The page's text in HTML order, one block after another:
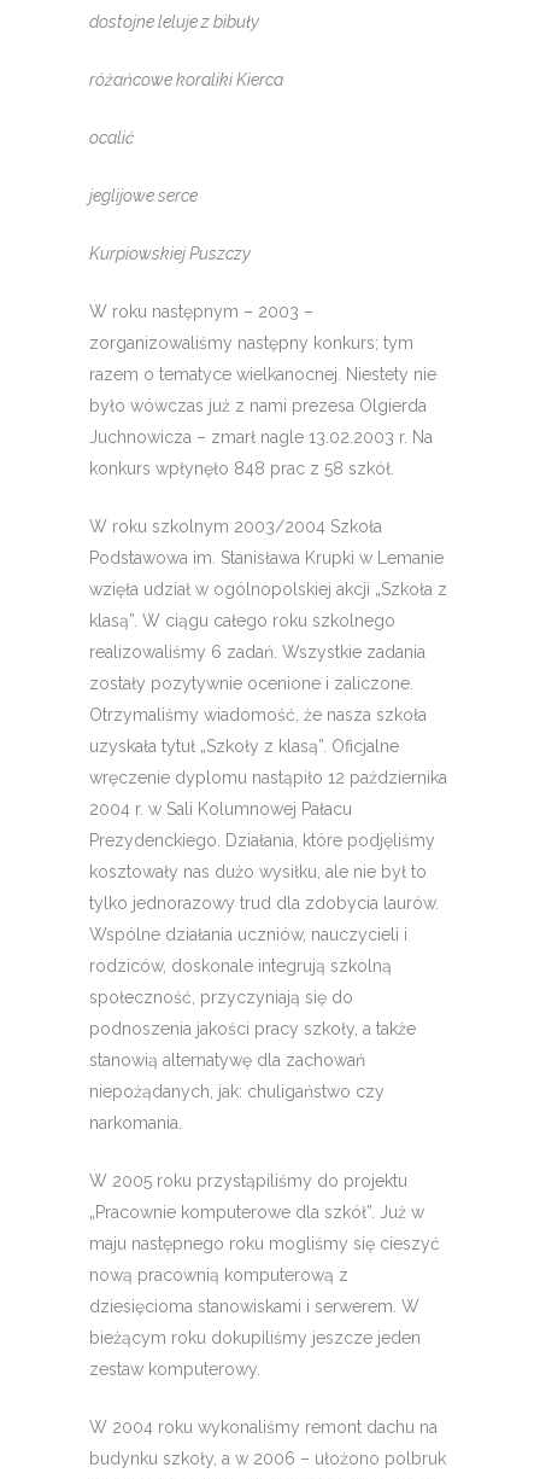
dostojne leluje z bibuły
różańcowe koraliki Kierca
ocalić
jeglijowe serce
Kurpiowskiej Puszczy
W roku następnym – 2003 –
zorganizowaliśmy następny konkurs; tym
razem o tematyce wielkanocnej. Niestety nie
było wówczas już z nami prezesa Olgierda
Juchnowicza – zmarł nagle 13.02.2003 r. Na
konkurs wpłynęło 848 prac z 58 szkół.
W roku szkolnym 2003/2004 Szkoła
Podstawowa im. Stanisława Krupki w Lemanie
wzięła udział w ogólnopolskiej akcji „Szkoła z
klasą”. W ciągu całego roku szkolnego
realizowaliśmy 6 zadań. Wszystkie zadania
zostały pozytywnie ocenione i zaliczone.
Otrzymaliśmy wiadomość, że nasza szkoła
uzyskała tytuł „Szkoły z klasą”. Oficjalne
wręczenie dyplomu nastąpiło 12 października
2004 r. w Sali Kolumnowej Pałacu
Prezydenckiego. Działania, które podjęliśmy
kosztowały nas dużo wysiłku, ale nie był to
tylko jednorazowy trud dla zdobycia laurów.
Wspólne działania uczniów, nauczycieli i
rodziców, doskonale integrują szkolną
społeczność, przyczyniają się do
podnoszenia jakości pracy szkoły, a także
stanowią alternatywę dla zachowań
niepożądanych, jak: chuligaństwo czy
narkomania.
W 2005 roku przystąpiliśmy do projektu
„Pracownie komputerowe dla szkół”. Już w
maju następnego roku mogliśmy się cieszyć
nową pracownią komputerową z
dziesięcioma stanowiskami i serwerem. W
bieżącym roku dokupiliśmy jeszcze jeden
zestaw komputerowy.
W 2004 roku wykonaliśmy remont dachu na
budynku szkoły, a w 2006 – ułożono polbruk